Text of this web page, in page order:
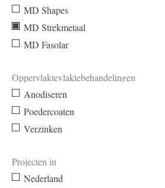
MD Shapes
MD Strekmetaal
MD Fasolar
Oppervlaktevlaktebehandelingen
Anodiseren
Poedercoaten
Verzinken
Projecten in
Nederland